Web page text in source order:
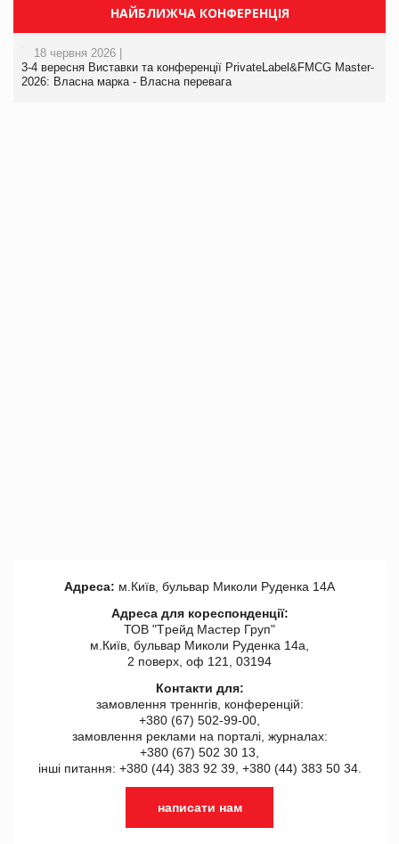
НАЙБЛИЖЧА КОНФЕРЕНЦІЯ
18 червня 2026 |
3-4 вересня Виставки та конференції PrivateLabel&FMCG Master-
2026: Власна марка - Власна перевага
Адреса: м.Київ, бульвар Миколи Руденка 14А
Адреса для кореспонденції:
ТОВ "Tрейд Мастер Груп"
м.Київ, бульвар Миколи Руденка 14а,
2 поверх, оф 121, 03194
Контакти для:
замовлення треннгів, конференцій:
+380 (67) 502-99-00,
замовлення реклами на порталі, журналах:
+380 (67) 502 30 13,
інші питання: +380 (44) 383 92 39, +380 (44) 383 50 34.
написати нам